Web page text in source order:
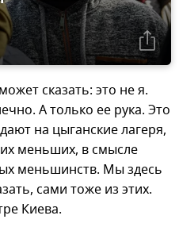
сказать: это не я.
А только ее рука. Это
на цыганские лагеря,
меньших, в смысле
меньшинств. Мы здесь
сами тоже из этих.
Киева.